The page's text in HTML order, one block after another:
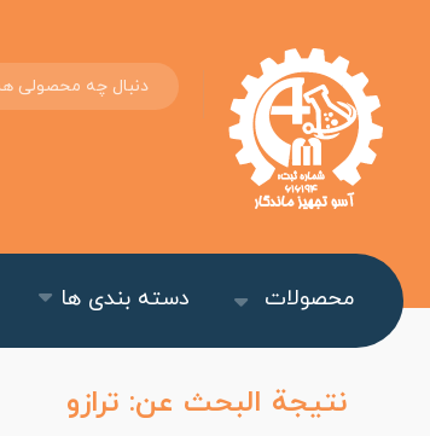
محصولات دسته بندی ها
نتيجة البحث عن: ترازو